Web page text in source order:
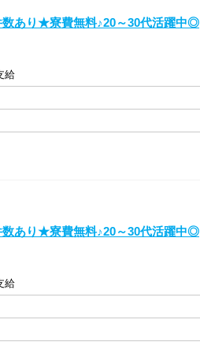
数あり★寮費無料♪20～30代活躍中◎
給
数あり★寮費無料♪20～30代活躍中◎
給